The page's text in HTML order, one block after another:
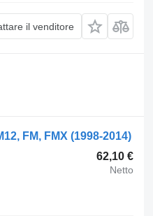
il venditore
FM, FMX (1998-2014)
62,10 €
Netto